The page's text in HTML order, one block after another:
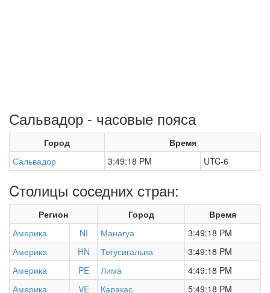
Сальвадор - часовые пояса
Город
Время
Сальвадор
3:49:19 PM UTC-6
Cтолицы соседних стран:
Регион Город
Время
Америка
NI Манагуа
3:49:19 PM
Америка
HN Тегусигальпа
3:49:19 PM
Америка
PE Лима
4:49:19 PM
Америка
VE Каракас
5:49:19 PM